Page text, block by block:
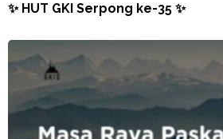
✨ HUT GKI Serpong ke-35 ✨